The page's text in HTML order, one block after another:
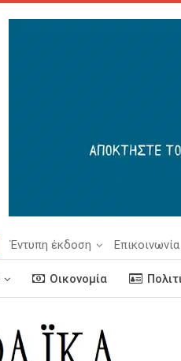
Έντυπη έκδοση Επικοινωνία
Οικονομία